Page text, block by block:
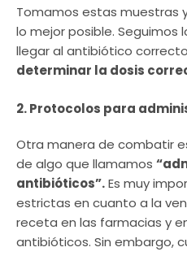
Tomamos estas muestras
lo mejor posible.
llegar al antibiótico
determinar la dosis
2. Protocolos para
Otra manera de combatir
de algo que llamamos
antibióticos”.Es muy
estrictas en cuanto a la
receta en las farmacias y
antibióticos. Sin embargo,